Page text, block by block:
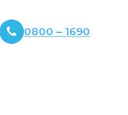
0800 – 1690